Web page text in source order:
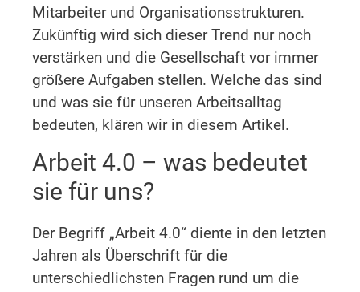
Mitarbeiter und Organisationsstrukturen.
Zukünftig wird sich dieser Trend nur noch
verstärken und die Gesellschaft vor immer
größere Aufgaben stellen. Welche das sind
und was sie für unseren Arbeitsalltag
bedeuten, klären wir in diesem Artikel.
Arbeit 4.0 – was bedeutet
sie für uns?
Der Begriff „Arbeit 4.0“ diente in den letzten
Jahren als Überschrift für die
unterschiedlichsten Fragen rund um die